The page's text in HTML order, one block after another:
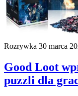
Rozrywka 30 marca
Good Loot
puzzli dla